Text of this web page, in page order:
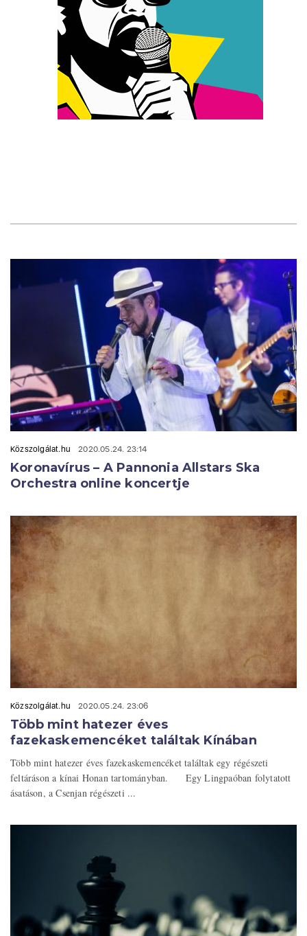
Közszolgálat.hu 2020.05.24. 23:14
Koronavírus – A Pannonia Allstars Ska
Orchestra online koncertje
Közszolgálat.hu 2020.05.24. 23:06
Több mint hatezer éves
fazekaskemencéket találtak Kínában
Több mint hatezer éves fazekaskemencéket találtak egy régészeti
feltáráson a kínai Honan tartományban. Egy Lingpaóban folytatott
ásatáson, a Csenjan régészeti ...